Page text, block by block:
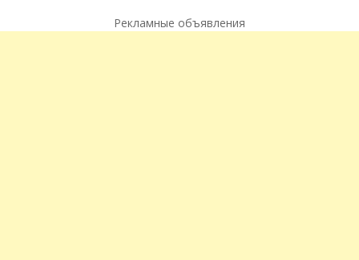
Рекламные объявления